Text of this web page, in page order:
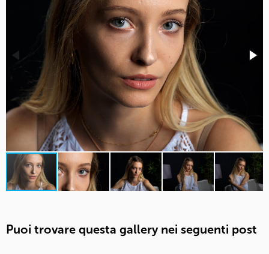
Puoi trovare questa gallery nei seguenti post